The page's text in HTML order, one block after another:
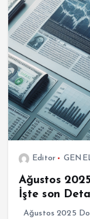
Editor
Ağustos
İşte son
Ağustos 2025